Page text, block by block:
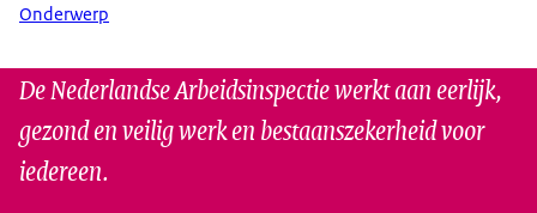
Onderwerp
De Nederlandse Arbeidsinspectie werkt aan eerlijk,
gezond en veilig werk en bestaanszekerheid voor
iedereen.